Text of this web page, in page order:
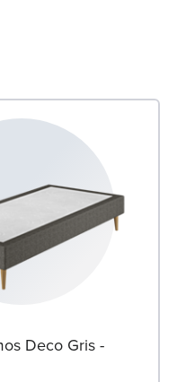
Deco Gris -